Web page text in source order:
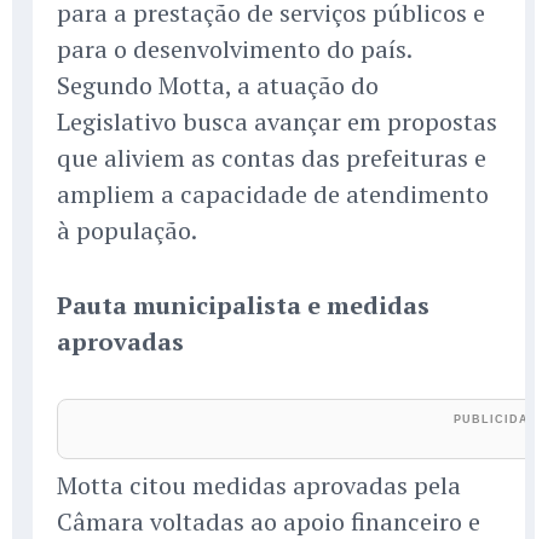
para a prestação de serviços públicos e
para o desenvolvimento do país.
Segundo Motta, a atuação do
Legislativo busca avançar em propostas
que aliviem as contas das prefeituras e
ampliem a capacidade de atendimento
à população.
Pauta municipalista e medidas
aprovadas
Motta citou medidas aprovadas pela
Câmara voltadas ao apoio financeiro e